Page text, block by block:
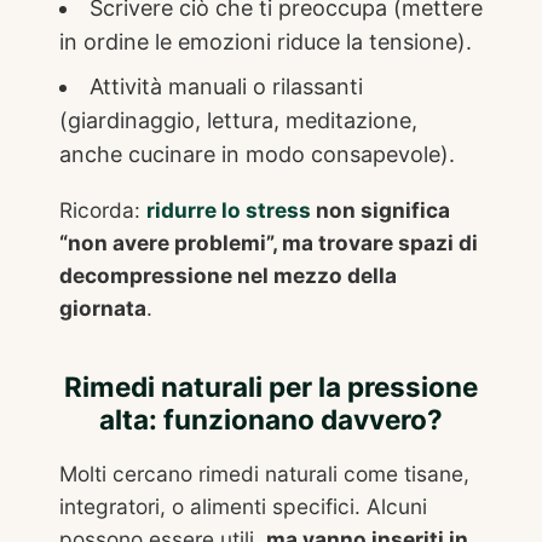
Scrivere ciò che ti preoccupa (mettere
in ordine le emozioni riduce la tensione).
Attività manuali o rilassanti
(giardinaggio, lettura, meditazione,
anche cucinare in modo consapevole).
Ricorda: ridurre lo stress non significa
“non avere problemi”, ma trovare spazi di
decompressione nel mezzo della
giornata.
Rimedi naturali per la pressione
alta: funzionano davvero?
Molti cercano rimedi naturali come tisane,
integratori, o alimenti specifici. Alcuni